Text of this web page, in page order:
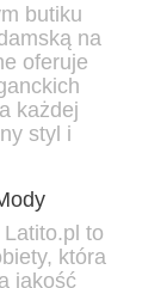
butiku
na
oferuje
każdej
styl i
Latito.pl to
która
jakość